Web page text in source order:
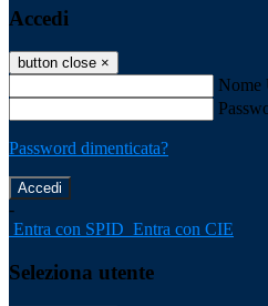
Accedi
button close ×
Nome
Password dimenticata?
-
Entra con SPID Entra con CIE
Seleziona utente